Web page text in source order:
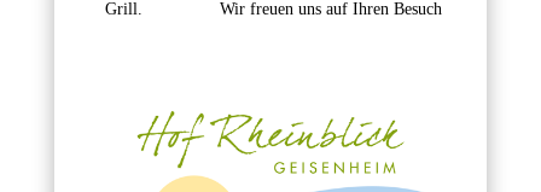
Grill. Wir freuen uns auf Ihren Besuch